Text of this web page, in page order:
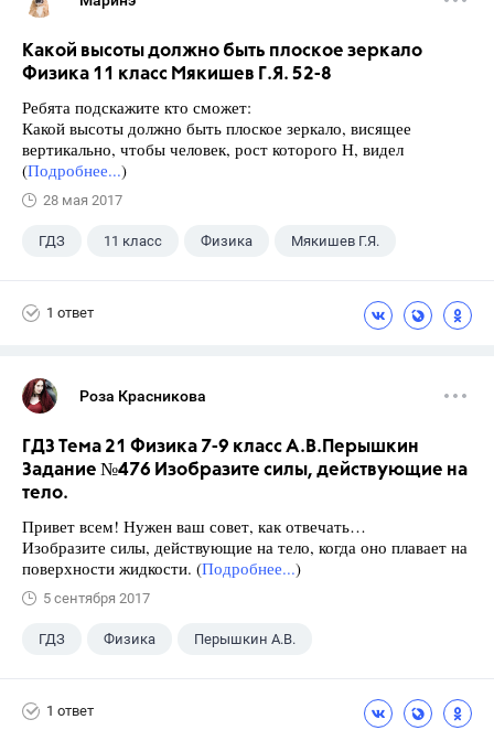
Какой высоты должно быть плоское зеркало
Физика 11 класс Мякишев Г.Я. 52-8
Ребята подскажите кто сможет:
Какой высоты должно быть плоское зеркало, висящее
вертикально, чтобы человек, рост которого Н, видел
(Подробнее...)
28 мая 2017
ГДЗ 11 класс Физика Мякишев Г.Я.
1 ответ
Роза Красникова
ГДЗ Тема 21 Физика 7-9 класс А.В.Перышкин
Задание №476 Изобразите силы, действующие на
тело.
Привет всем! Нужен ваш совет, как отвечать…
Изобразите силы, действующие на тело, когда оно плавает на
поверхности жидкости. (Подробнее...)
5 сентября 2017
ГДЗ Физика Перышкин А.В.
1 ответ